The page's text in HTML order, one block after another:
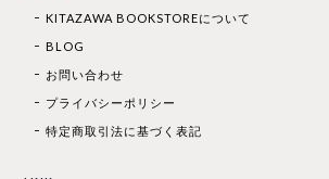
KITAZAWA BOOKSTOREについて
BLOG
お問い合わせ
プライバシーポリシー
特定商取引法に基づく表記